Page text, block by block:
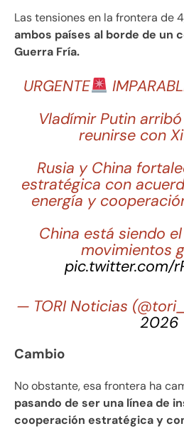
Las tensiones en la frontera de
ambos países al borde de un
Guerra Fría.
URGENTE
Vladímir Putin
reunirse con
Rusia y China
estratégica con
energía y
China está siendo
movimientos
pic.twitter.com/
— TORI Noticias
2026
Cambio
No obstante, esa frontera ha
pasando de ser una línea de
cooperación estratégica y